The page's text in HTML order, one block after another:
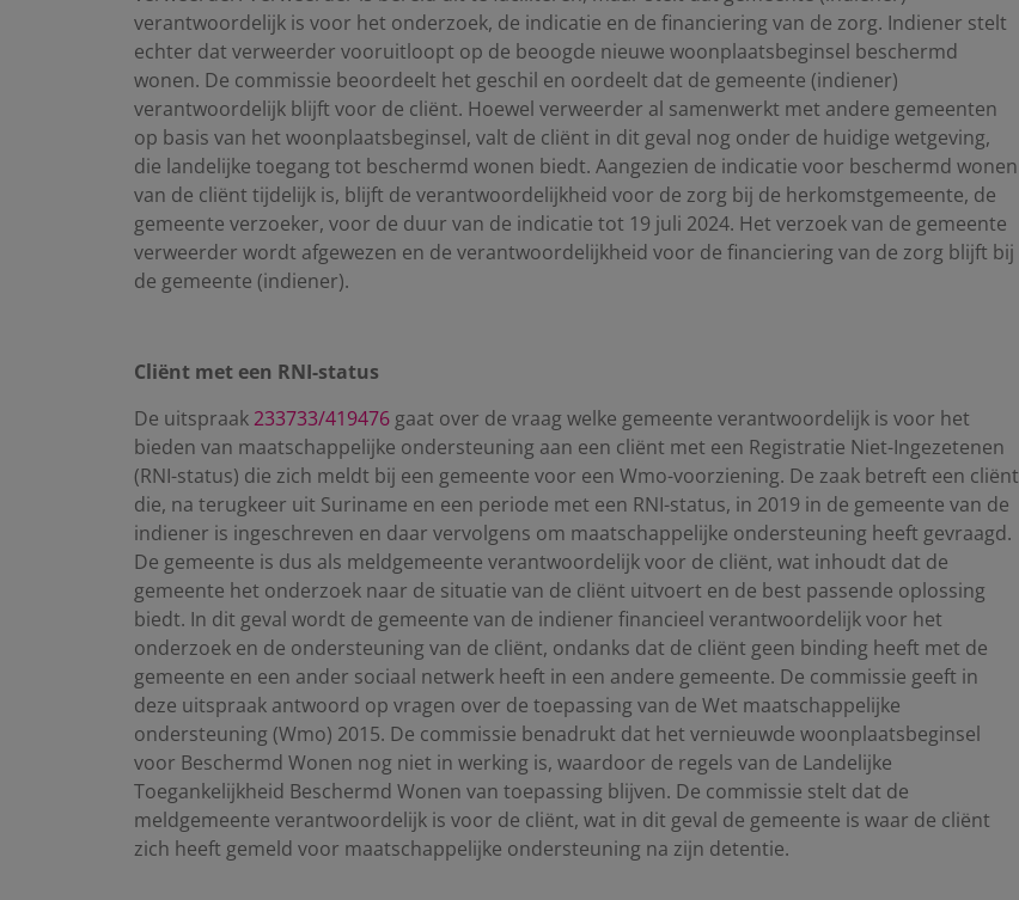
verantwoordelijk is voor het onderzoek, de indicatie en de financiering van de zorg. Indiener stelt
echter dat verweerder vooruitloopt op de beoogde nieuwe woonplaatsbeginsel beschermd
wonen. De commissie beoordeelt het geschil en oordeelt dat de gemeente (indiener)
verantwoordelijk blijft voor de cliënt. Hoewel verweerder al samenwerkt met andere gemeenten
op basis van het woonplaatsbeginsel, valt de cliënt in dit geval nog onder de huidige wetgeving,
die landelijke toegang tot beschermd wonen biedt. Aangezien de indicatie voor beschermd wonen
van de cliënt tijdelijk is, blijft de verantwoordelijkheid voor de zorg bij de herkomstgemeente, de
gemeente verzoeker, voor de duur van de indicatie tot 19 juli 2024. Het verzoek van de gemeente
verweerder wordt afgewezen en de verantwoordelijkheid voor de financiering van de zorg blijft bij
de gemeente (indiener).
Cliënt met een RNI-status
De uitspraak233733/419476 gaat over de vraag welke gemeente verantwoordelijk is voor het
bieden van maatschappelijke ondersteuning aan een cliënt met een Registratie Niet-Ingezetenen
(RNI-status) die zich meldt bij een gemeente voor een Wmo-voorziening. De zaak betreft een cliënt
die, na terugkeer uit Suriname en een periode met een RNI-status, in 2019 in de gemeente van de
indiener is ingeschreven en daar vervolgens om maatschappelijke ondersteuning heeft gevraagd.
De gemeente is dus als meldgemeente verantwoordelijk voor de cliënt, wat inhoudt dat de
gemeente het onderzoek naar de situatie van de cliënt uitvoert en de best passende oplossing
biedt. In dit geval wordt de gemeente van de indiener financieel verantwoordelijk voor het
onderzoek en de ondersteuning van de cliënt, ondanks dat de cliënt geen binding heeft met de
gemeente en een ander sociaal netwerk heeft in een andere gemeente. De commissie geeft in
deze uitspraak antwoord op vragen over de toepassing van de Wet maatschappelijke
ondersteuning (Wmo) 2015. De commissie benadrukt dat het vernieuwde woonplaatsbeginsel
voor Beschermd Wonen nog niet in werking is, waardoor de regels van de Landelijke
Toegankelijkheid Beschermd Wonen van toepassing blijven. De commissie stelt dat de
meldgemeente verantwoordelijk is voor de cliënt, wat in dit geval de gemeente is waar de cliënt
zich heeft gemeld voor maatschappelijke ondersteuning na zijn detentie.